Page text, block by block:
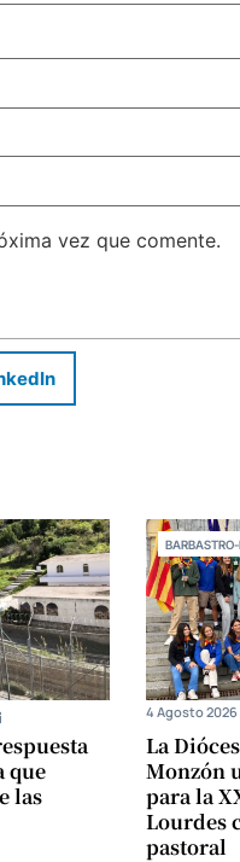
vez que comente.
que
las
La
Monzón
para la
Lourdes
pastoral
4 Agosto 2026